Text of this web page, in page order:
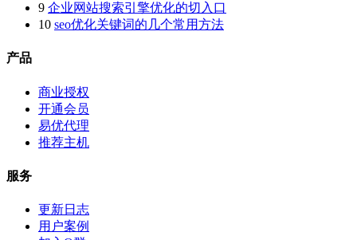
9 企业网站搜索引擎优化的切入口
10 seo优化关键词的几个常用方法
产品
商业授权
开通会员
易优代理
推荐主机
服务
更新日志
用户案例